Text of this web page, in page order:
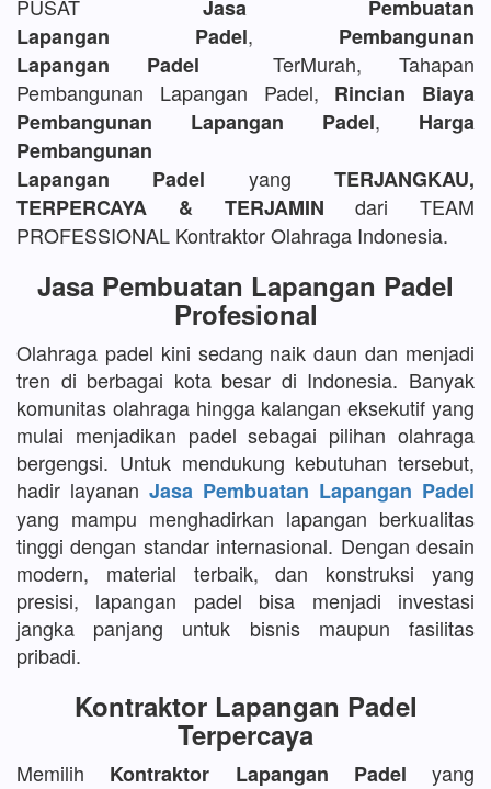
PUSAT Jasa Pembuatan
Lapangan Padel, Pembangunan
Lapangan Padel TerMurah, Tahapan
Pembangunan Lapangan Padel, Rincian Biaya
Pembangunan Lapangan Padel, Harga
Pembangunan
Lapangan Padel yangTERJANGKAU,
TERPERCAYA & TERJAMIN dari TEAM
PROFESSIONAL Kontraktor Olahraga Indonesia.
Jasa Pembuatan Lapangan Padel
Profesional
Olahraga padel kini sedang naik daun dan menjadi
tren di berbagai kota besar di Indonesia. Banyak
komunitas olahraga hingga kalangan eksekutif yang
mulai menjadikan padel sebagai pilihan olahraga
bergengsi. Untuk mendukung kebutuhan tersebut,
hadir layanan Jasa Pembuatan Lapangan Padel
yang mampu menghadirkan lapangan berkualitas
tinggi dengan standar internasional. Dengan desain
modern, material terbaik, dan konstruksi yang
presisi, lapangan padel bisa menjadi investasi
jangka panjang untuk bisnis maupun fasilitas
pribadi.
Kontraktor Lapangan Padel
Terpercaya
Memilih Kontraktor Lapangan Padel yang